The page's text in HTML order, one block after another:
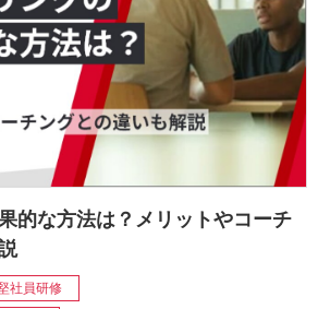
的な方法は？メリットやコーチ
社員研修